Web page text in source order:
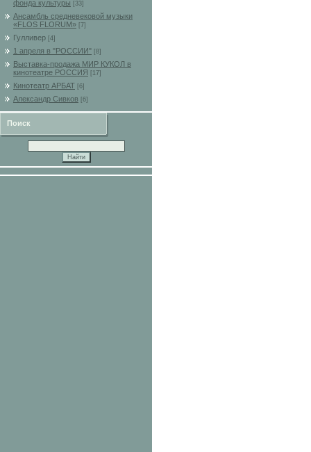
фонда культуры
[33]
Ансамбль средневековой музыки
«FLOS FLORUM» [7]
Гулливер [4]
1 апреля в "РОССИИ" [8]
Выставка-продажа МИР КУКОЛ в
кинотеатре РОССИЯ
[17]
Кинотеатр АРБАТ [6]
Александр Сивков [6]
Поиск